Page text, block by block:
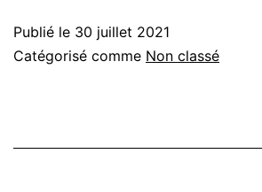
Publié le 30 juillet 2021
Catégorisé comme Non classé